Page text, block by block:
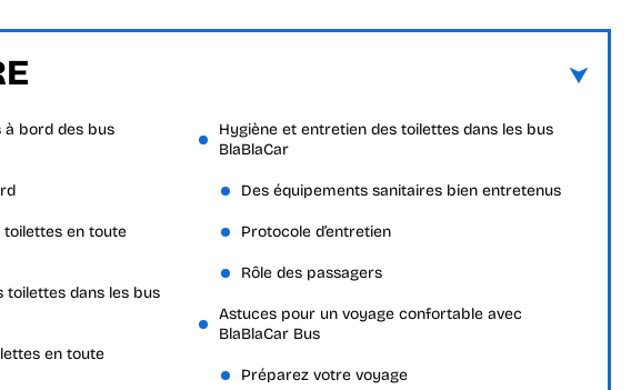
à bord des bus
toilettes en toute
toilettes dans les bus
en toute
Hygiène et entretien des toilettes dans les bus
BlaBlaCar
Des équipements sanitaires bien entretenus
Protocole d’entretien
Rôle des passagers
Astuces pour un voyage confortable avec
BlaBlaCar Bus
Préparez votre voyage